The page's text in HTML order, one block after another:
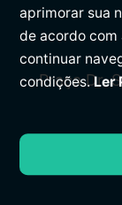
Praça Dr.
Segunda à
aprimorar sua
de acordo com
continuar
condições.Ler